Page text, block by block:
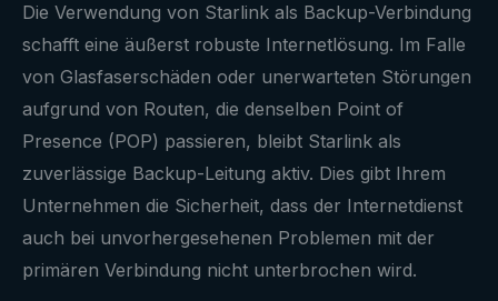
Die Verwendung von Starlink als Backup-Verbindung
schafft eine äußerst robuste Internetlösung. Im Falle
von Glasfaserschäden oder unerwarteten Störungen
aufgrund von Routen, die denselben Point of
Presence (POP) passieren, bleibt Starlink als
zuverlässige Backup-Leitung aktiv. Dies gibt Ihrem
Unternehmen die Sicherheit, dass der Internetdienst
auch bei unvorhergesehenen Problemen mit der
primären Verbindung nicht unterbrochen wird.